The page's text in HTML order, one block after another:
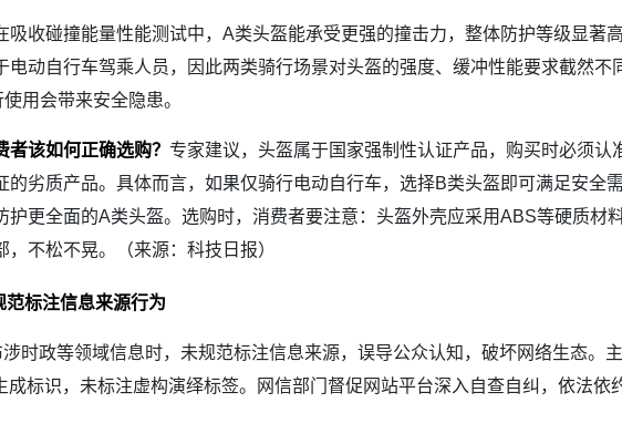
碰撞能量性能测试中，A类头盔能承受更强的撞击力，整体防护等级显著高
动自行车驾乘人员，因此两类骑行场景对头盔的强度、缓冲性能要求截然不
用会带来安全隐患。
该如何正确选购？ 专家建议，头盔属于国家强制性认证产品，购买时必须
劣质产品。具体而言，如果仅骑行电动自行车，选择B类头盔即可满足安全
更全面的A类头盔。选购时，消费者要注意：头盔外壳应采用ABS等硬质材
不松不晃。（来源：科技日报）
范标注信息来源行为
涉时政等领域信息时，未规范标注信息来源，误导公众认知，破坏网络生态。
标识，未标注虚构演绎标签。网信部门督促网站平台深入自查自纠，依法依